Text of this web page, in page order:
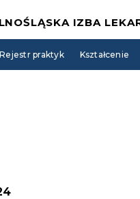
IZBA
Rejestr praktyk Kształcenie